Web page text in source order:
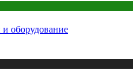
оборудование